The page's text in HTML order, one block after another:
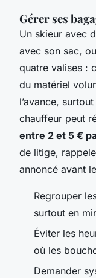
Gérer ses
Un skieur avec
avec son sac,
quatre valises :
du matériel
l’avance,
chauffeur peut
entre 2 et 5 €
de litige,
annoncé avant
Regrouper
surtout en
Éviter les
où les
Demander